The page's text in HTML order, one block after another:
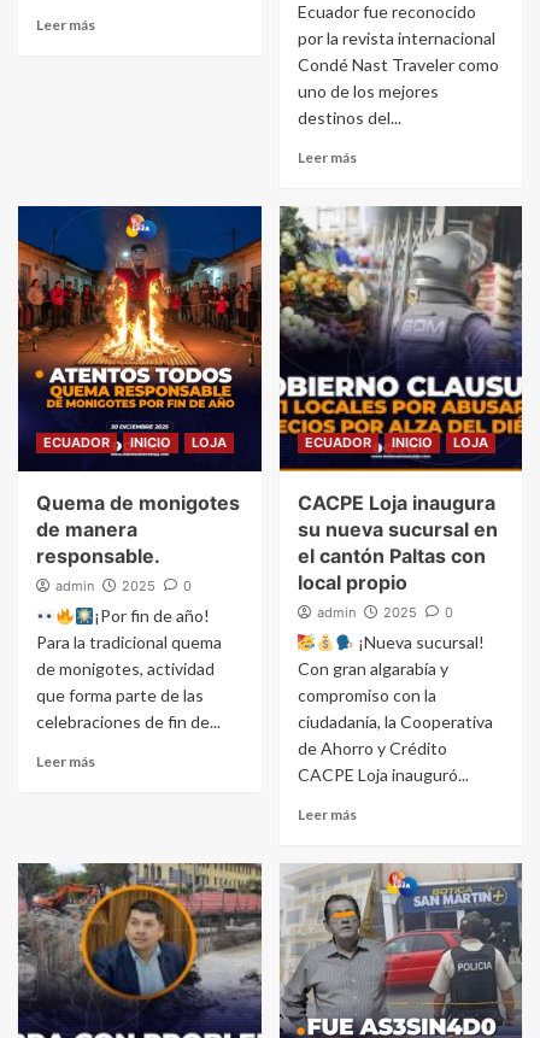
Leer más
Ecuador fue reconocido
por la revista internacional
Condé Nast Traveler como
uno de los mejores
destinos del...
Leer más
ECUADOR INICIO LOJA
Quema de monigotes
de manera
responsable.
admin 2025 0
¡Por fin de año!
Para la tradicional quema
de monigotes, actividad
que forma parte de las
celebraciones de fin de...
Leer más
ECUADOR INICIO LOJA
CACPE Loja inaugura
su nueva sucursal en
el cantón Paltas con
local propio
admin 2025 0
¡Nueva sucursal!
Con gran algarabía y
compromiso con la
ciudadanía, la Cooperativa
de Ahorro y Crédito
CACPE Loja inauguró...
Leer más